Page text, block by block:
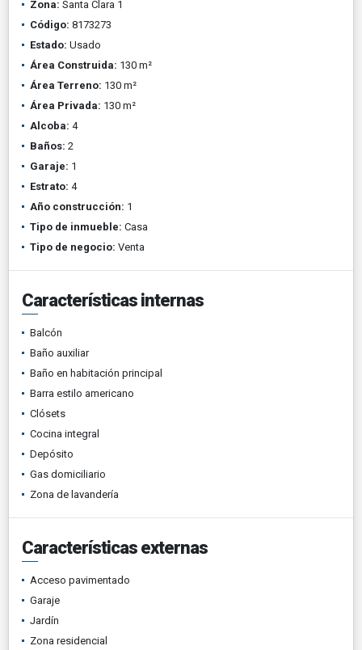
Zona: Santa Clara 1
Código: 8173273
Estado: Usado
Área Construida: 130 m²
Área Terreno: 130 m²
Área Privada: 130 m²
Alcoba: 4
Baños: 2
Garaje: 1
Estrato: 4
Año construcción: 1
Tipo de inmueble: Casa
Tipo de negocio: Venta
Características internas
Balcón
Baño auxiliar
Baño en habitación principal
Barra estilo americano
Clósets
Cocina integral
Depósito
Gas domiciliario
Zona de lavandería
Características externas
Acceso pavimentado
Garaje
Jardín
Zona residencial